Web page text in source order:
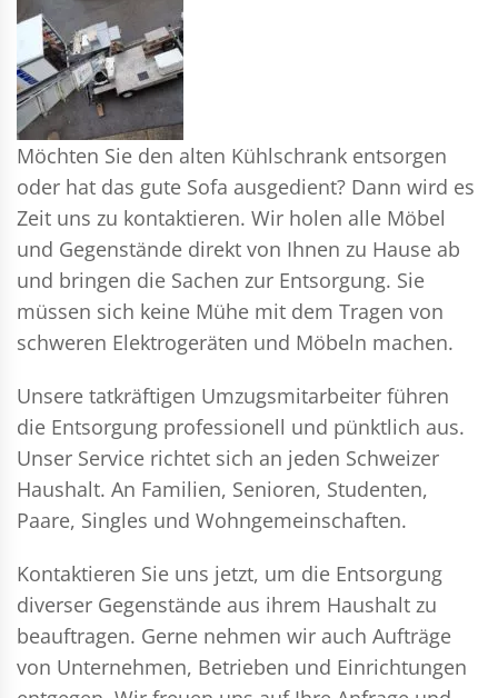
Möchten Sie den alten Kühlschrank entsorgen
oder hat das gute Sofa ausgedient? Dann wird es
Zeit uns zu kontaktieren. Wir holen alle Möbel
und Gegenstände direkt von Ihnen zu Hause ab
und bringen die Sachen zur Entsorgung. Sie
müssen sich keine Mühe mit dem Tragen von
schweren Elektrogeräten und Möbeln machen.
Unsere tatkräftigen Umzugsmitarbeiter führen
die Entsorgung professionell und pünktlich aus.
Unser Service richtet sich an jeden Schweizer
Haushalt. An Familien, Senioren, Studenten,
Paare, Singles und Wohngemeinschaften.
Kontaktieren Sie uns jetzt, um die Entsorgung
diverser Gegenstände aus ihrem Haushalt zu
beauftragen. Gerne nehmen wir auch Aufträge
von Unternehmen, Betrieben und Einrichtungen